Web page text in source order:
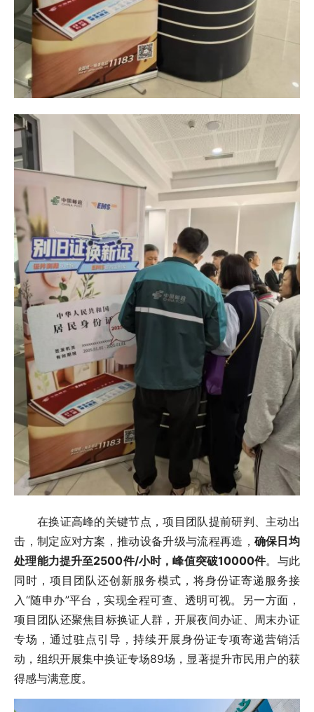
在换证高峰的关键节点，项目团队提前研判、主动出
击，制定应对方案，推动设备升级与流程再造， 确保日均
处理能力提升至2500件/小时，峰值突破10000件。与此
同时，项目团队还创新服务模式，将身份证寄递服务接
入“随申办”平台，实现全程可查、透明可视。另一方面，
项目团队还聚焦目标换证人群，开展夜间办证、周末办证
专场，通过驻点引导，持续开展身份证专项寄递营销活
动，组织开展集中换证专场89场，显著提升市民用户的获
得感与满意度。